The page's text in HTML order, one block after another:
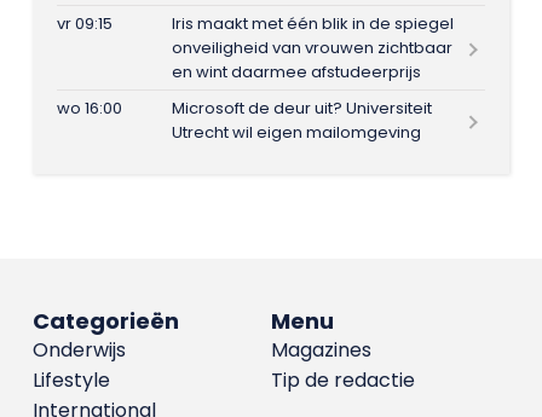
vr 09:15
Iris maakt met één blik in de spiegel
onveiligheid van vrouwen zichtbaar
en wint daarmee afstudeerprijs
wo 16:00
Microsoft de deur uit? Universiteit
Utrecht wil eigen mailomgeving
Menu
Magazines
Tip de redactie
Categorieën
Onderwijs
Lifestyle
International